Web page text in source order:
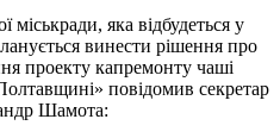
міськради, яка відбудеться у
винести рішення про
проекту капремонту чаші
повідомив секретар
Шамота: